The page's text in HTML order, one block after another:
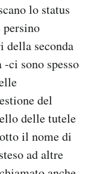
lo status
seconda
ci sono spesso
del
delle tutele
il nome di
ad altre